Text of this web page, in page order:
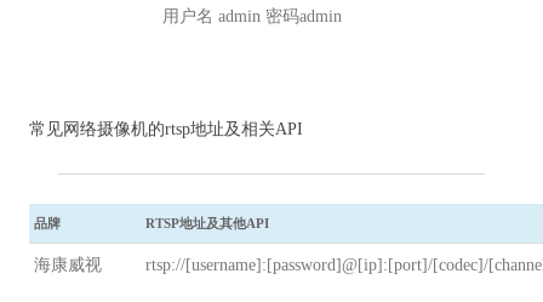
用户名 admin 密码admin
常见网络摄像机的rtsp地址及相关API
品牌 RTSP地址及其他API
海康威视 rtsp://[username]:[password]@[ip]:[port]/[codec]/